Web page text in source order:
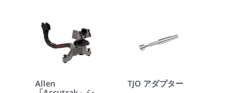
Allen
TJO アダプター